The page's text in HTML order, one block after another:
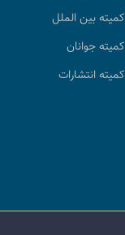
کمیته بین الملل
کمیته جوانان
کمیته انتشارات